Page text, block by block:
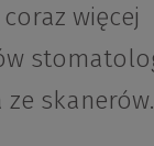
więcej
ze